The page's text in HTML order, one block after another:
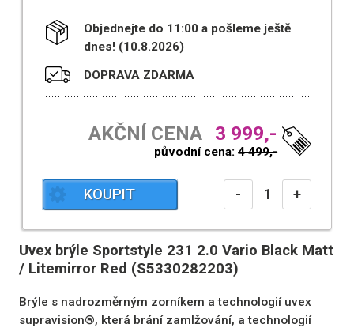
Objednejte do 11:00 a pošleme ještě
dnes! (10.8.2026)
DOPRAVA ZDARMA
AKČNÍ CENA 3 999,-
původní cena:4 499,-
KOUPIT - +
Uvex brýle Sportstyle 231 2.0 Vario Black Matt
/ Litemirror Red (S5330282203)
Brýle s nadrozměrným zorníkem a technologií uvex
supravision®, která brání zamlžování, a technologií